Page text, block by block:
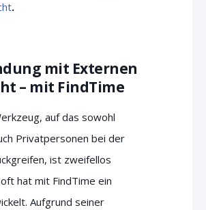
.
mit Externen
– mit FindTime
auf das sowohl
Privatpersonen bei der
ist zweifellos
hat mit FindTime ein
Aufgrund seiner